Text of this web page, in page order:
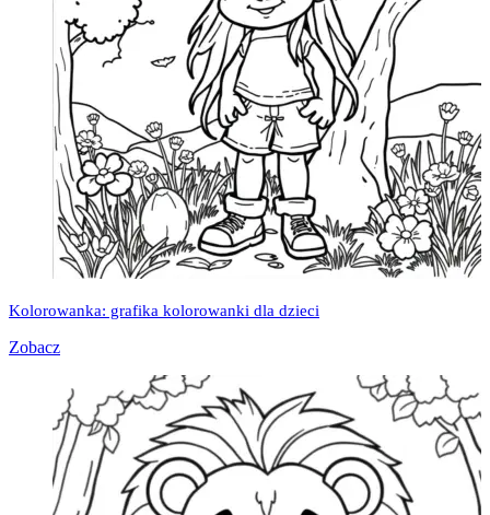
Kolorowanka: grafika kolorowanki dla dzieci
Zobacz